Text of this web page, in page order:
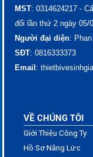
MST: 0314624217 -
đổi lần thứ 2 ngày
Người đại diện:
SĐT: ​​​​​​​​​0816333373
Email:
VỀ CHÚNG TÔI
Giới Thiệu Công Ty
Hồ Sơ Năng Lực